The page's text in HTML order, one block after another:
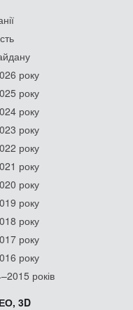
року
року
року
року
року
року
року
року
року
року
року
років
3D